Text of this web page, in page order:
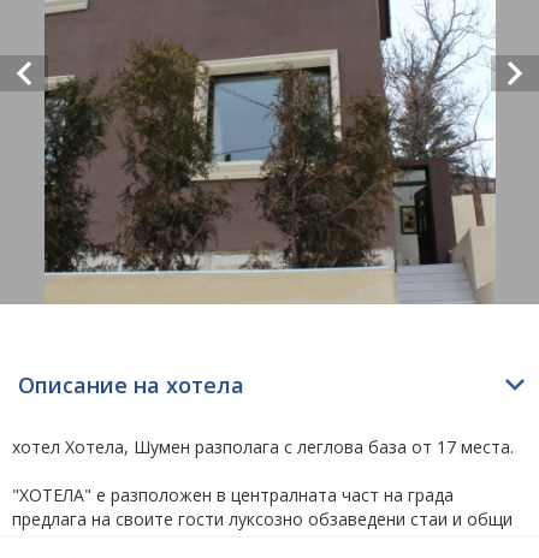
Описание на хотела
хотел Хотела, Шумен разполага с леглова база от 17 места.
"ХОТЕЛА" е разположен в централната част на града
предлага на своите гости луксозно обзаведени стаи и общи